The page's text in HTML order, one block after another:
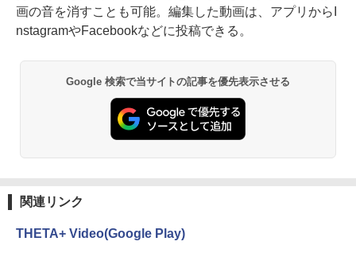
画の音を消すことも可能。編集した動画は、アプリからI
nstagramやFacebookなどに投稿できる。
Google 検索で当サイトの記事を優先表示させる
関連リンク
THETA+ Video(Google Play)